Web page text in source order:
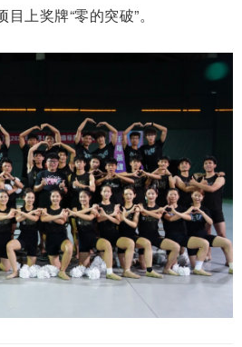
上奖牌“零的突破”。